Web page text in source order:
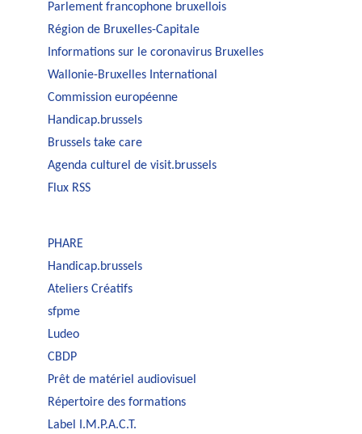
Parlement francophone bruxellois
Région de Bruxelles-Capitale
Informations sur le coronavirus Bruxelles
Wallonie-Bruxelles International
Commission européenne
Handicap.brussels
Brussels take care
Agenda culturel de visit.brussels
Flux RSS
PHARE
Handicap.brussels
Ateliers Créatifs
sfpme
Ludeo
CBDP
Prêt de matériel audiovisuel
Répertoire des formations
Label I.M.P.A.C.T.